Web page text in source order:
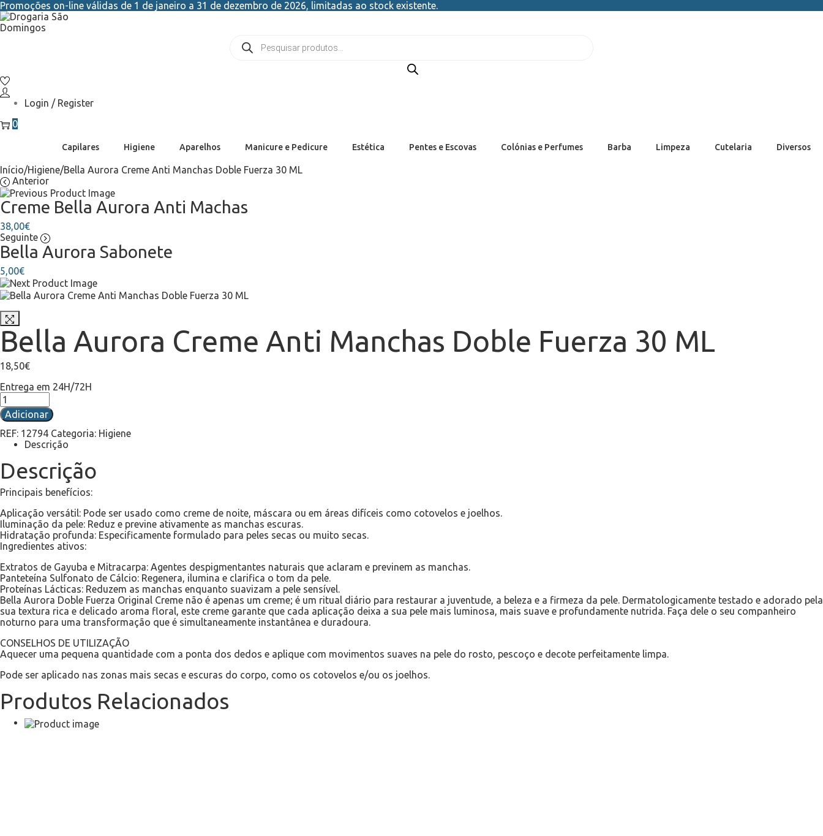
Promoções on-line válidas de 1 de janeiro a 31 de dezembro de 2026, limitadas ao stock existente.
Login / Register
0
Capilares Higiene Aparelhos Manicure e Pedicure Estética Pentes e Escovas Colónias e Perfumes Barba Limpeza Cutelaria Diversos
Início/Higiene/Bella Aurora Creme Anti Manchas Doble Fuerza 30 ML
Anterior
Creme Bella Aurora Anti Machas
38,00€
Seguinte
Bella Aurora Sabonete
5,00€
Bella Aurora Creme Anti Manchas Doble Fuerza 30 ML
18,50€
Entrega em 24H/72H
Adicionar
REF: 12794 Categoria: Higiene
Descrição
Descrição
Principais benefícios:
Aplicação versátil: Pode ser usado como creme de noite, máscara ou em áreas difíceis como cotovelos e joelhos.
Iluminação da pele: Reduz e previne ativamente as manchas escuras.
Hidratação profunda: Especificamente formulado para peles secas ou muito secas.
Ingredientes ativos:
Extratos de Gayuba e Mitracarpa: Agentes despigmentantes naturais que aclaram e previnem as manchas.
Panteteína Sulfonato de Cálcio: Regenera, ilumina e clarifica o tom da pele.
Proteínas Lácticas: Reduzem as manchas enquanto suavizam a pele sensível.
Bella Aurora Doble Fuerza Original Creme não é apenas um creme; é um ritual diário para restaurar a juventude, a beleza e a firmeza da pele. Dermatologicamente testado e adorado pela
sua textura rica e delicado aroma floral, este creme garante que cada aplicação deixa a sua pele mais luminosa, mais suave e profundamente nutrida. Faça dele o seu companheiro
noturno para uma transformação que é simultaneamente instantânea e duradoura.
CONSELHOS DE UTILIZAÇÃO
Aquecer uma pequena quantidade com a ponta dos dedos e aplique com movimentos suaves na pele do rosto, pescoço e decote perfeitamente limpa.
Pode ser aplicado nas zonas mais secas e escuras do corpo, como os cotovelos e/ou os joelhos.
Produtos Relacionados